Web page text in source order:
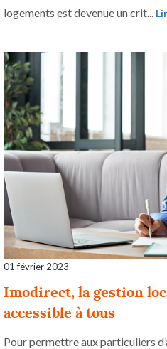
logements est devenue un crit...
01 février 2023
Imodirect, la gestion
accessible à tous
Pour permettre aux particuliers